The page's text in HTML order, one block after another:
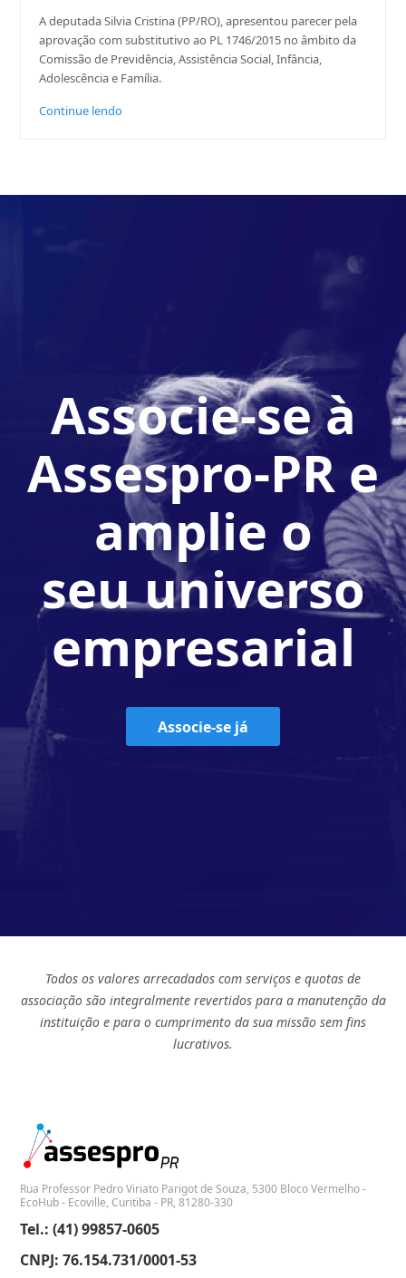
A deputada Silvia Cristina (PP/RO), apresentou parecer pela
aprovação com substitutivo ao PL 1746/2015 no âmbito da
Comissão de Previdência, Assistência Social, Infância,
Adolescência e Família.
Continue lendo
Associe-se à
Assespro-PR e
amplie o
seu universo
empresarial
Associe-se já
Todos os valores arrecadados com serviços e quotas de
associação são integralmente revertidos para a manutenção da
instituição e para o cumprimento da sua missão sem fins
lucrativos.
Rua Professor Pedro Viriato Parigot de Souza, 5300 Bloco Vermelho -
EcoHub - Ecoville, Curitiba - PR, 81280-330
Tel.: (41) 99857-0605
CNPJ: 76.154.731/0001-53